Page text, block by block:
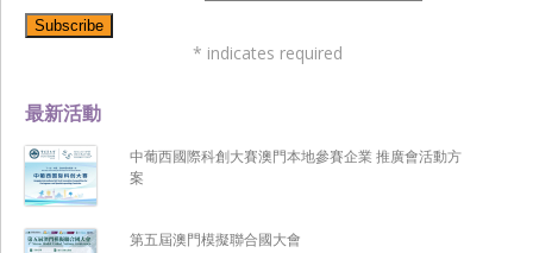
最新活動
中葡西國際科創大賽澳門本地參賽企業 推廣會活動方
案
第五屆澳門模擬聯合國大會
* indicates required